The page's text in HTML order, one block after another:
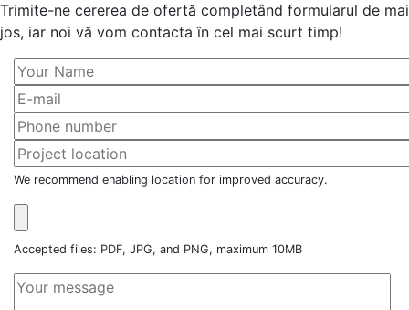
Trimite-ne cererea de ofertă completând formularul de mai
jos, iar noi vă vom contacta în cel mai scurt timp!
We recommend enabling location for improved accuracy.
Accepted files: PDF, JPG, and PNG, maximum 10MB